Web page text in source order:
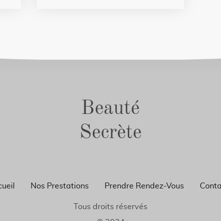
Beauté
Secrète
Nos Prestations Prendre Rendez-Vous
Tous droits réservés